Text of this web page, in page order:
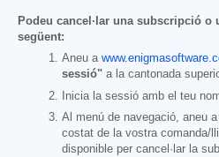
Podeu cancel·lar una subscripció o
següent:
Aneu a
sessió" a la cantonada
Inicia la sessió amb el teu
Al menú de navegació, aneu a
costat de la vostra comanda/
disponible per cancel·lar la